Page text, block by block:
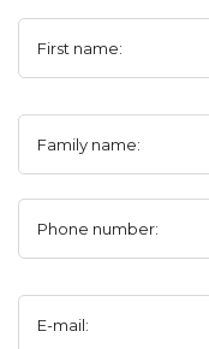
First name:
Family name:
Phone number:
E-mail: